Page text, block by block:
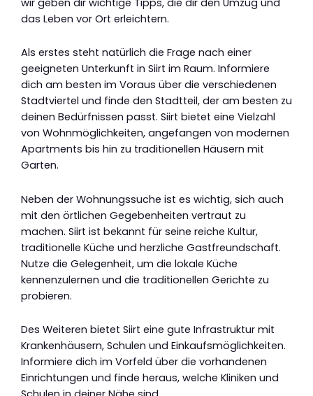
das Leben vor Ort erleichtern.
Als erstes steht natürlich die Frage nach einer
geeigneten Unterkunft in Siirt im Raum. Informiere
dich am besten im Voraus über die verschiedenen
Stadtviertel und finde den Stadtteil, der am besten zu
deinen Bedürfnissen passt. Siirt bietet eine Vielzahl
von Wohnmöglichkeiten, angefangen von modernen
Apartments bis hin zu traditionellen Häusern mit
Garten.
Neben der Wohnungssuche ist es wichtig, sich auch
mit den örtlichen Gegebenheiten vertraut zu
machen. Siirt ist bekannt für seine reiche Kultur,
traditionelle Küche und herzliche Gastfreundschaft.
Nutze die Gelegenheit, um die lokale Küche
kennenzulernen und die traditionellen Gerichte zu
probieren.
Des Weiteren bietet Siirt eine gute Infrastruktur mit
Krankenhäusern, Schulen und Einkaufsmöglichkeiten.
Informiere dich im Vorfeld über die vorhandenen
Einrichtungen und finde heraus, welche Kliniken und